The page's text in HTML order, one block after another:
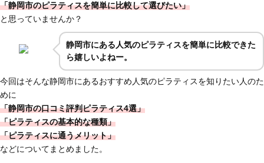
「静岡市のピラティスを簡単に比較して選びたい」
と思っていませんか？
静岡市にある人気のピラティスを簡単に比較できた
ら嬉しいよねー。
今回はそんな静岡市にあるおすすめ人気のピラティスを知りたい人のた
めに
「静岡市の口コミ評判ピラティス4選」
「ピラティスの基本的な種類」
「ピラティスに通うメリット」
などについてまとめました。